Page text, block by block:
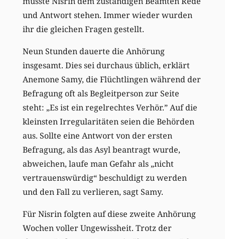
und Antwort stehen. Immer wieder wurden
ihr die gleichen Fragen gestellt.
Neun Stunden dauerte die Anhörung
insgesamt. Dies sei durchaus üblich, erklärt
Anemone Samy, die Flüchtlingen während der
Befragung oft als Begleitperson zur Seite
steht: „Es ist ein regelrechtes Verhör.” Auf die
kleinsten Irregularitäten seien die Behörden
aus. Sollte eine Antwort von der ersten
Befragung, als das Asyl beantragt wurde,
abweichen, laufe man Gefahr als „nicht
vertrauenswürdig“ beschuldigt zu werden
und den Fall zu verlieren, sagt Samy.
Für Nisrin folgten auf diese zweite Anhörung
Wochen voller Ungewissheit. Trotz der